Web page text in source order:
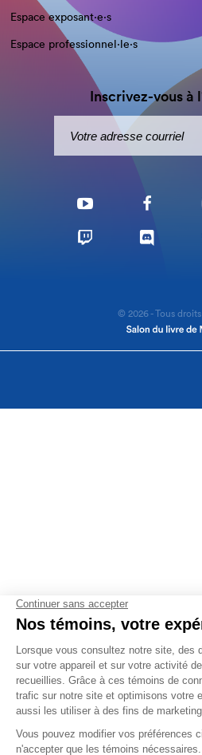
Espace exposant·e⋅s
Espace professionnel·le⋅s
Inscrivez-vous
© 2026 - Tous